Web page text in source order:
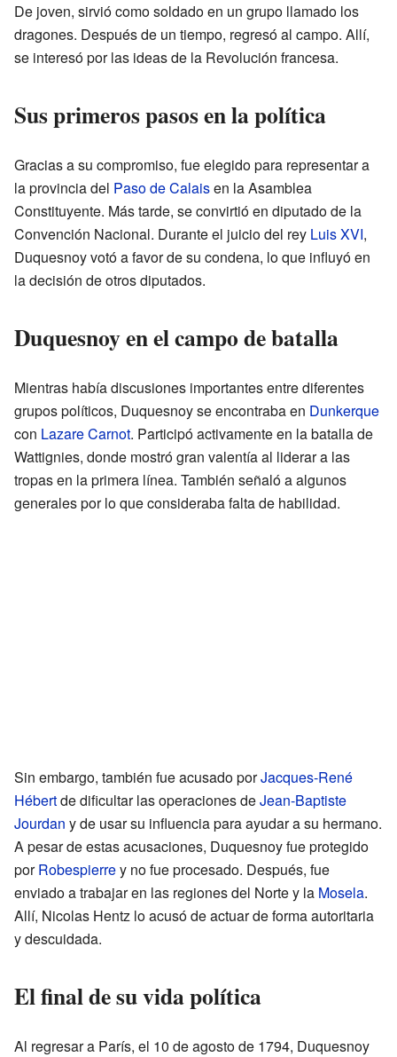
De joven, sirvió como soldado en un grupo llamado los
dragones. Después de un tiempo, regresó al campo. Allí,
se interesó por las ideas de la Revolución francesa.
Sus primeros pasos en la política
Gracias a su compromiso, fue elegido para representar a
la provincia del Paso de Calaisen la Asamblea
Constituyente. Más tarde, se convirtió en diputado de la
Convención Nacional. Durante el juicio del rey Luis XVI,
Duquesnoy votó a favor de su condena, lo que influyó en
la decisión de otros diputados.
Duquesnoy en el campo de batalla
Mientras había discusiones importantes entre diferentes
grupos políticos, Duquesnoy se encontraba en Dunkerque
con Lazare Carnot. Participó activamente en la batalla de
Wattignies, donde mostró gran valentía al liderar a las
tropas en la primera línea. También señaló a algunos
generales por lo que consideraba falta de habilidad.
Sin embargo, también fue acusado porJacques-René
Hébertde dificultar las operaciones deJean-Baptiste
Jourdan y de usar su influencia para ayudar a su hermano.
A pesar de estas acusaciones, Duquesnoy fue protegido
porRobespierrey no fue procesado. Después, fue
enviado a trabajar en las regiones del Norte y la Mosela.
Allí, Nicolas Hentz lo acusó de actuar de forma autoritaria
y descuidada.
El final de su vida política
Al regresar a París, el 10 de agosto de 1794, Duquesnoy